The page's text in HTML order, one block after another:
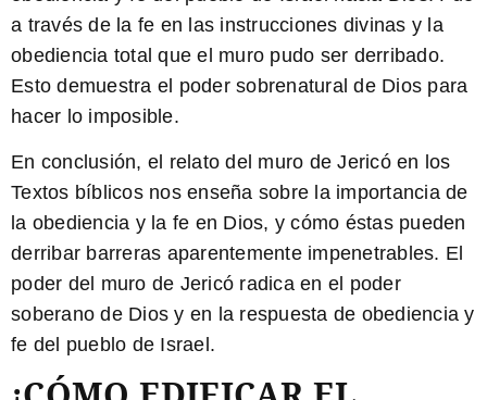
a través de la fe en las instrucciones divinas y la
obediencia total que el muro pudo ser derribado.
Esto demuestra el poder sobrenatural de Dios para
hacer lo imposible.
En conclusión, el relato del muro de Jericó en los
Textos bíblicos nos enseña sobre la importancia de
la obediencia y la fe en Dios, y cómo éstas pueden
derribar barreras aparentemente impenetrables. El
poder del muro de Jericó radica en el poder
soberano de Dios y en la respuesta de obediencia y
fe del pueblo de Israel.